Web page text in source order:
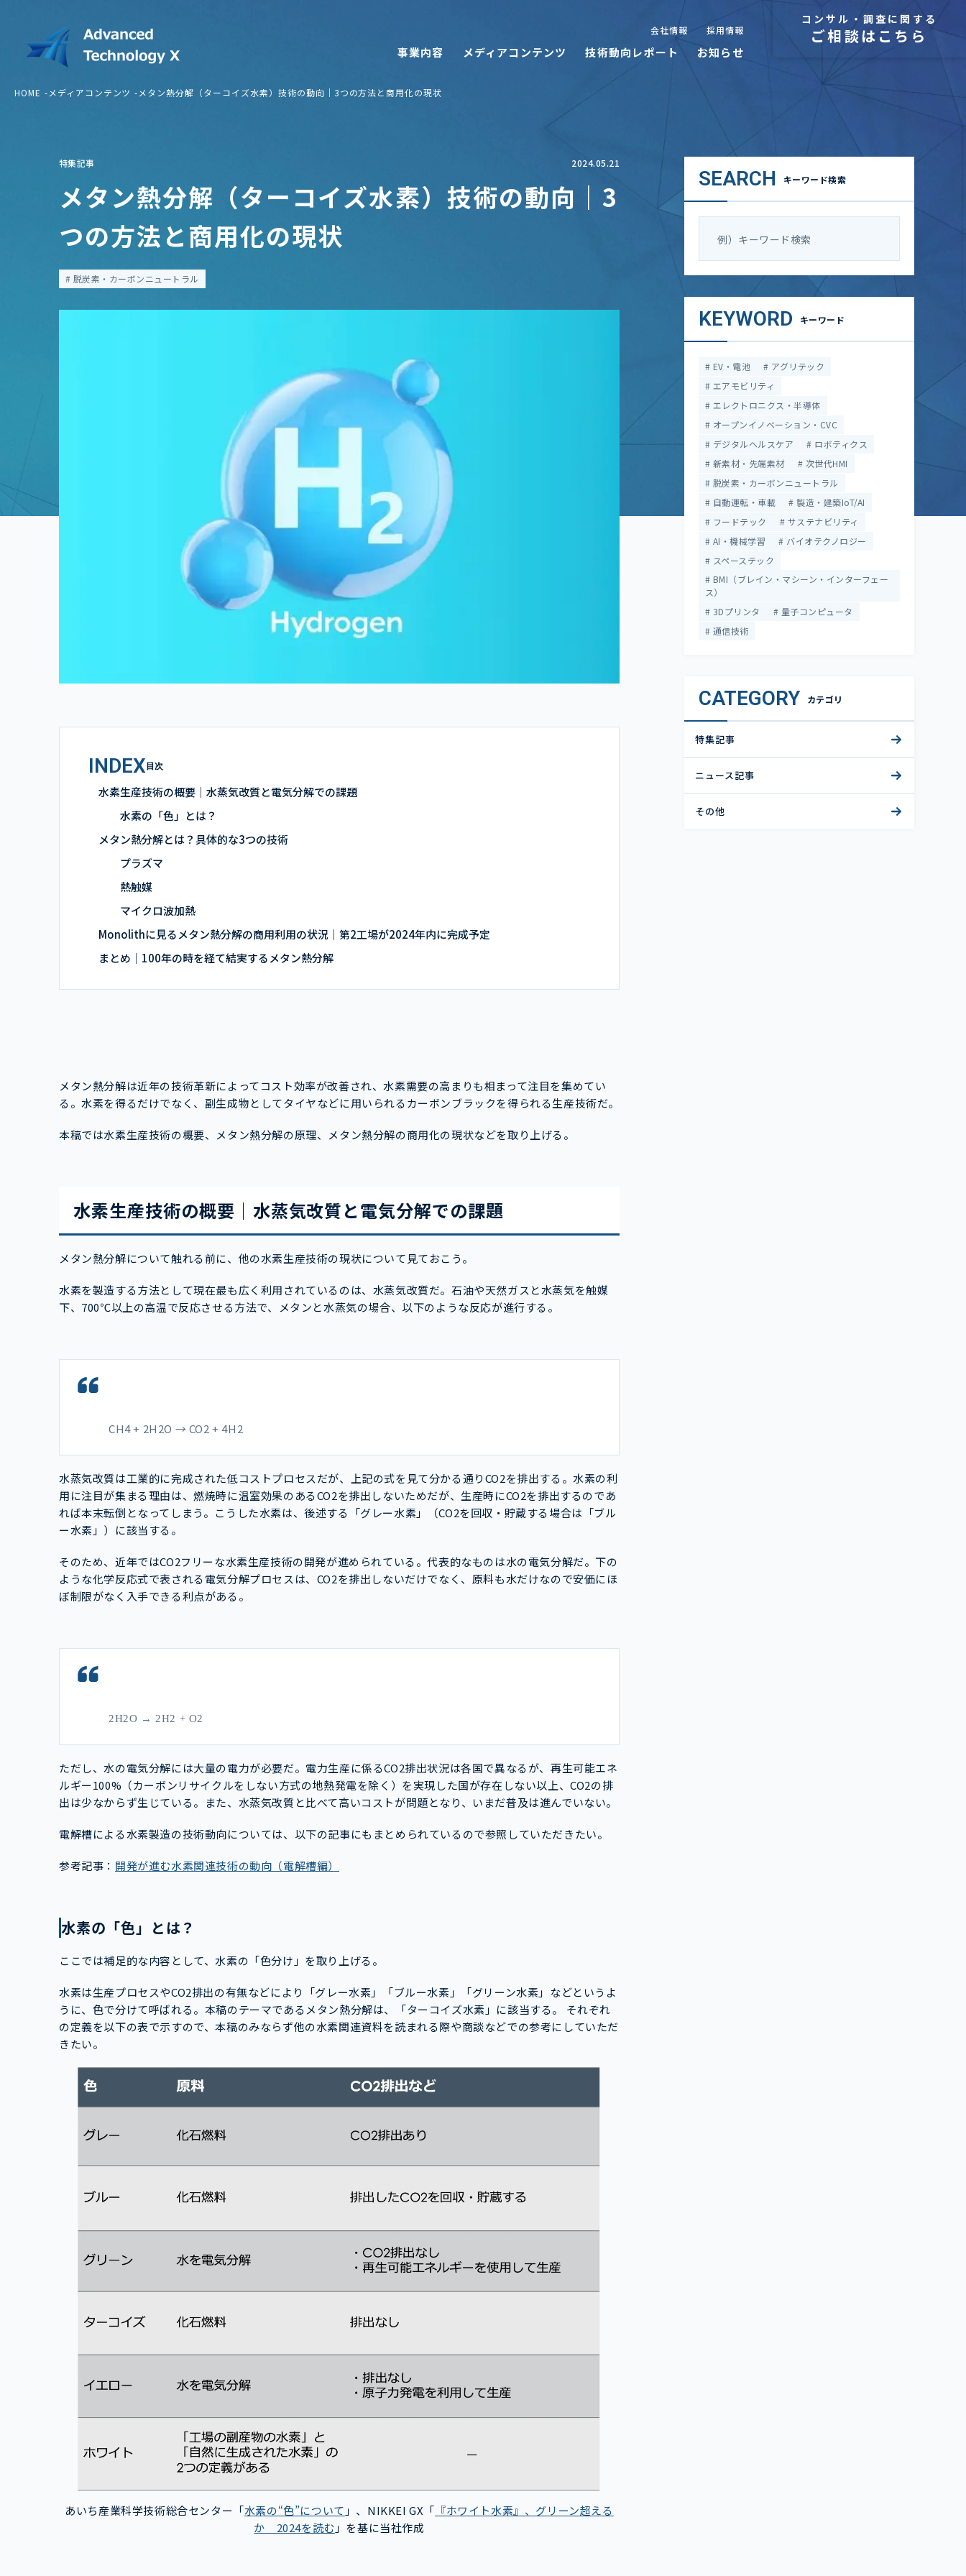
事業内容 メディアコンテンツ 技術動向レポート お知らせ
会社情報 採用情報
コンサル・調査に関する
ご相談はこちら
HOME メディアコンテンツ メタン熱分解（ターコイズ水素）技術の動向｜3つの方法と商用化の現状
特集記事 2024.05.21
メタン熱分解（ターコイズ水素）技術の動向｜3
つの方法と商用化の現状
脱炭素・カーボンニュートラル
INDEX 目次
水素生産技術の概要｜水蒸気改質と電気分解での課題
水素の「色」とは？
メタン熱分解とは？具体的な3つの技術
プラズマ
熱触媒
マイクロ波加熱
Monolithに見るメタン熱分解の商用利用の状況｜第2工場が2024年内に完成予定
まとめ｜100年の時を経て結実するメタン熱分解
メタン熱分解は近年の技術革新によってコスト効率が改善され、水素需要の高まりも相まって注目を集めてい
る。水素を得るだけでなく、副生成物としてタイヤなどに用いられるカーボンブラックを得られる生産技術だ。
本稿では水素生産技術の概要、メタン熱分解の原理、メタン熱分解の商用化の現状などを取り上げる。
水素生産技術の概要｜水蒸気改質と電気分解での課題
メタン熱分解について触れる前に、他の水素生産技術の現状について見ておこう。
水素を製造する方法として現在最も広く利用されているのは、水蒸気改質だ。石油や天然ガスと水蒸気を触媒
下、700℃以上の高温で反応させる方法で、メタンと水蒸気の場合、以下のような反応が進行する。
CH4 + 2H2O → CO2 + 4H2
水蒸気改質は工業的に完成された低コストプロセスだが、上記の式を見て分かる通りCO2を排出する。水素の利
用に注目が集まる理由は、燃焼時に温室効果のあるCO2を排出しないためだが、生産時にCO2を排出するのであ
れば本末転倒となってしまう。こうした水素は、後述する「グレー水素」（CO2を回収・貯蔵する場合は「ブル
ー水素」）に該当する。
そのため、近年ではCO2フリーな水素生産技術の開発が進められている。代表的なものは水の電気分解だ。下の
ような化学反応式で表される電気分解プロセスは、CO2を排出しないだけでなく、原料も水だけなので安価にほ
ぼ制限がなく入手できる利点がある。
2H2O → 2H2 + O2
ただし、水の電気分解には大量の電力が必要だ。電力生産に係るCO2排出状況は各国で異なるが、再生可能エネ
ルギー100%（カーボンリサイクルをしない方式の地熱発電を除く）を実現した国が存在しない以上、CO2の排
出は少なからず生じている。また、水蒸気改質と比べて高いコストが問題となり、いまだ普及は進んでいない。
電解槽による水素製造の技術動向については、以下の記事にもまとめられているので参照していただきたい。
参考記事： 開発が進む水素関連技術の動向（電解槽編）
水素の「色」とは？
ここでは補足的な内容として、水素の「色分け」を取り上げる。
水素は生産プロセスやCO2排出の有無などにより「グレー水素」「ブルー水素」「グリーン水素」などというよ
うに、色で分けて呼ばれる。本稿のテーマであるメタン熱分解は、「ターコイズ水素」に該当する。 それぞれ
の定義を以下の表で示すので、本稿のみならず他の水素関連資料を読まれる際や商談などでの参考にしていただ
きたい。
あいち産業科学技術総合センター「水素の“色”について 」、NIKKEI GX「 『ホワイト水素』、グリーン超える
か 2024を読む 」を基に当社作成
SEARCH キーワード検索
KEYWORD キーワード
EV・電池
アグリテック
エアモビリティ
エレクトロニクス・半導体
オープンイノベーション・CVC
デジタルヘルスケア
ロボティクス
新素材・先端素材
次世代HMI
脱炭素・カーボンニュートラル
自動運転・車載
製造・建築IoT/AI
フードテック
サステナビリティ
AI・機械学習
バイオテクノロジー
スペーステック
BMI（ブレイン・マシーン・インターフェー
ス）
3Dプリンタ
量子コンピュータ
通信技術
CATEGORY カテゴリ
特集記事
ニュース記事
その他